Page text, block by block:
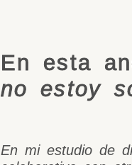
En esta
no estoy
En mi estudio de